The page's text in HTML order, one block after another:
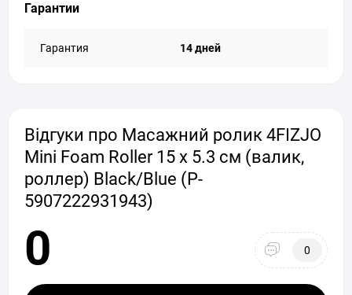
Гарантии
Гарантия 14 дней
Відгуки про Масажний ролик 4FIZJO
Mini Foam Roller 15 x 5.3 см (валик,
роллер) Black/Blue (P-
5907222931943)
0 0